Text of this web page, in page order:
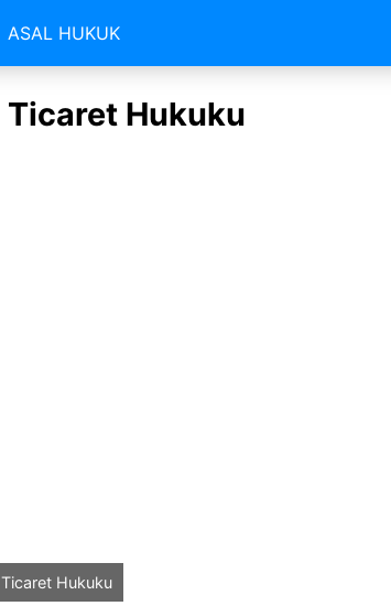
ASAL HUKUK
Ticaret Hukuku
Ticaret Hukuku